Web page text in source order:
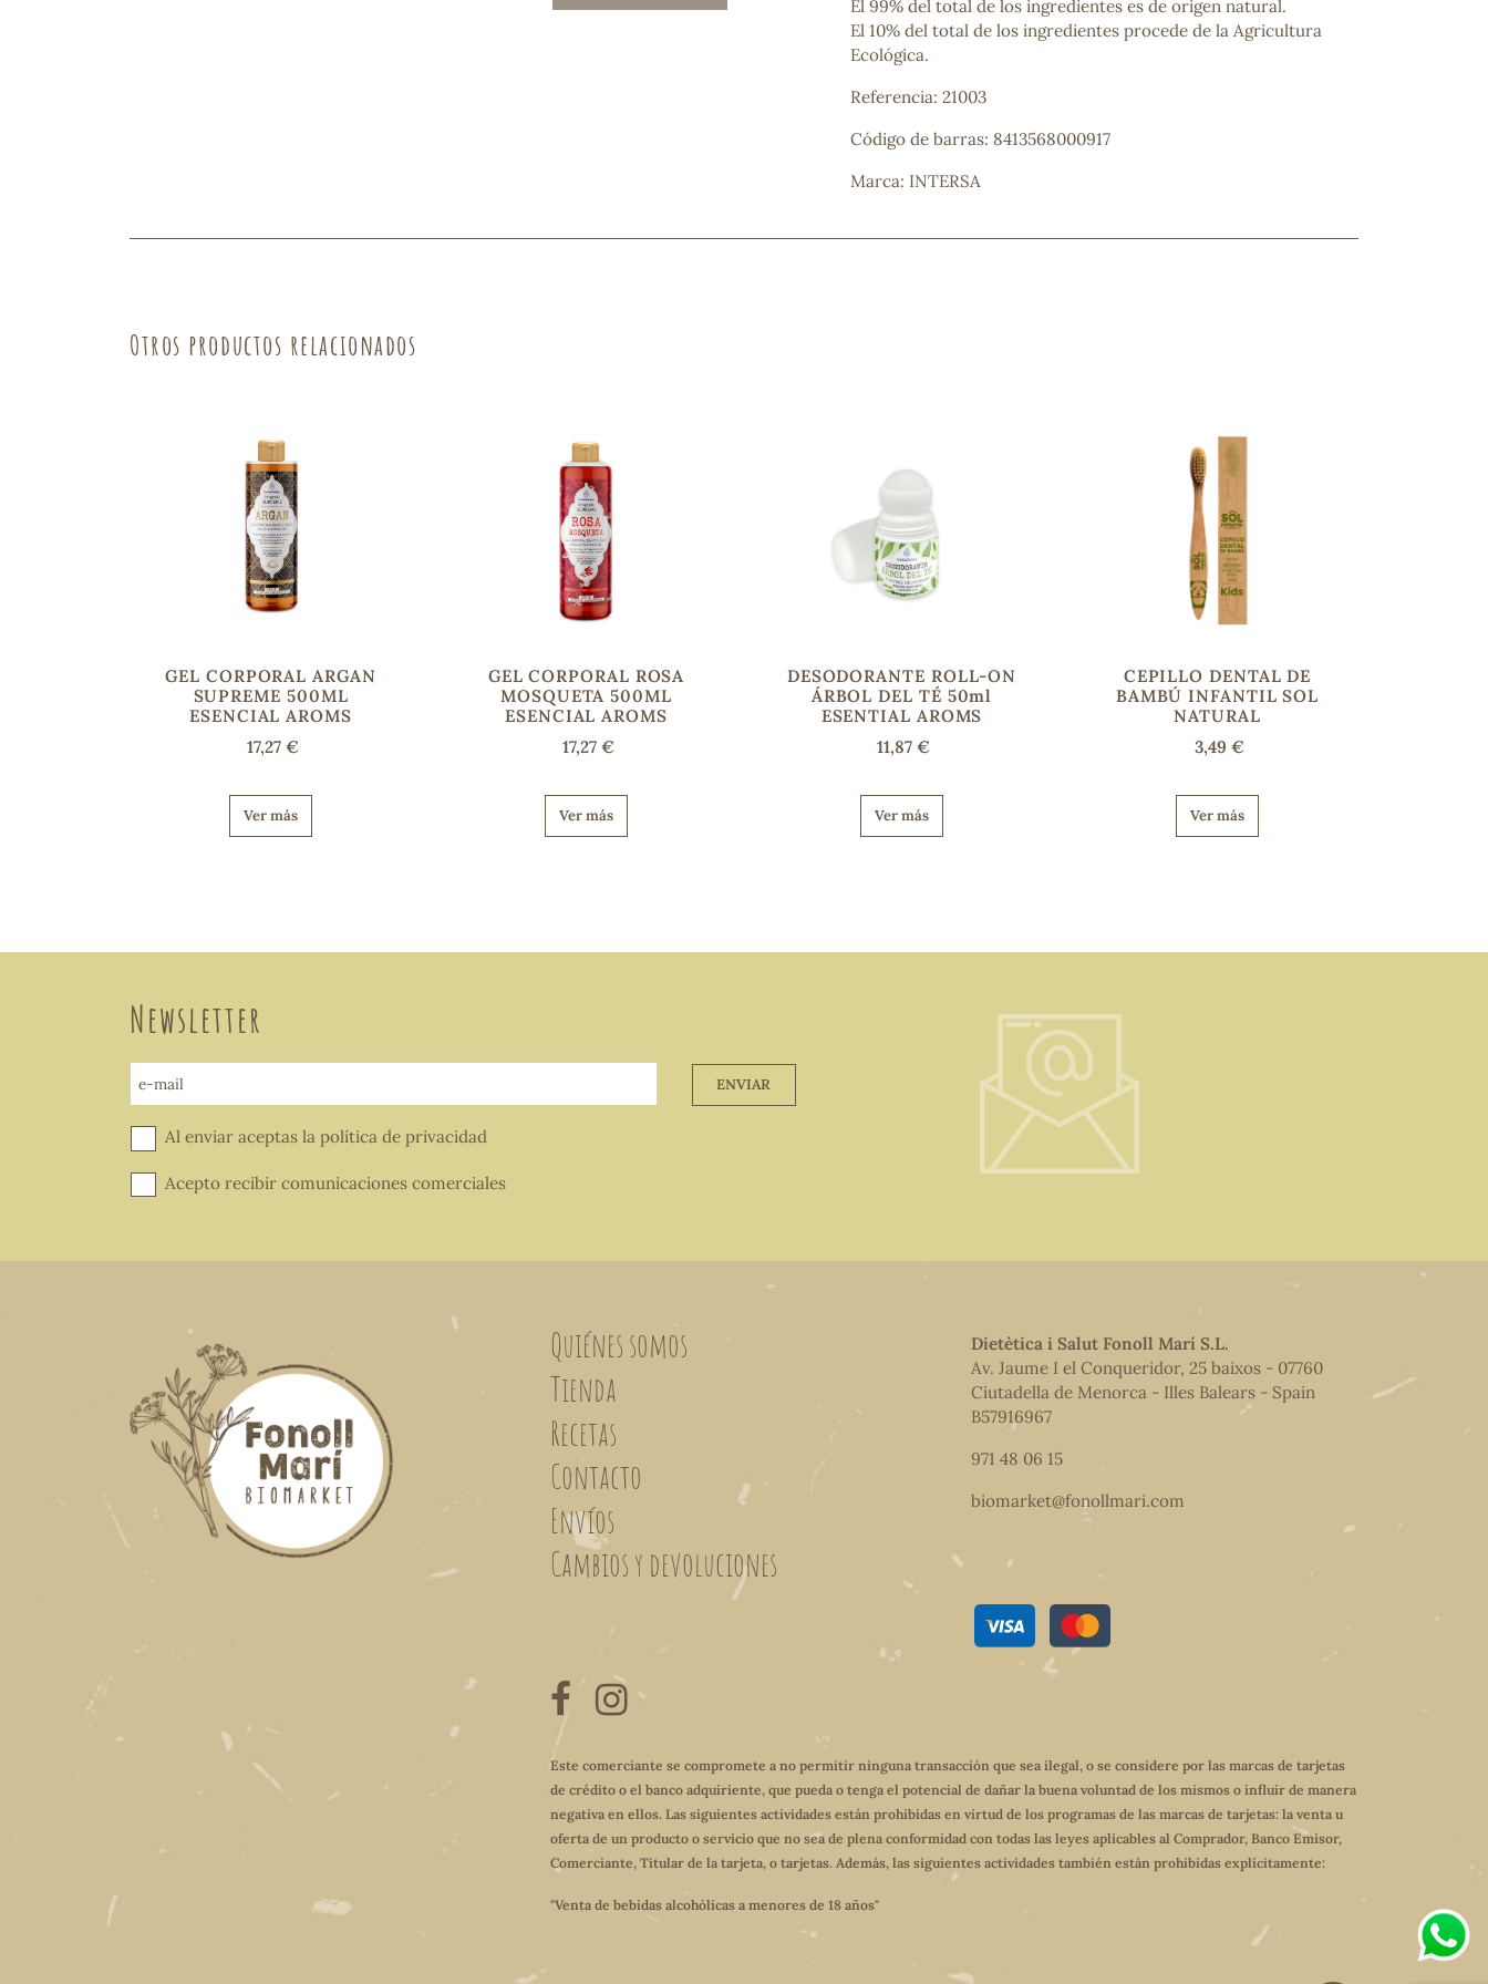
El 99% del total de los ingredientes es de origen natural.
El 10% del total de los ingredientes procede de la Agricultura
Ecológica.
Referencia: 21003
Código de barras: 8413568000917
Marca: INTERSA
Otros productos relacionados
GEL CORPORAL ARGAN
SUPREME 500ML
ESENCIAL AROMS
17,27 €
Ver más
GEL CORPORAL ROSA
MOSQUETA 500ML
ESENCIAL AROMS
17,27 €
Ver más
DESODORANTE ROLL-ON
ÁRBOL DEL TÉ 50ml
ESENTIAL AROMS
11,87 €
Ver más
CEPILLO DENTAL DE
BAMBÚ INFANTIL SOL
NATURAL
3,49 €
Ver más
Newsletter
e-mail ENVIAR
Al enviar aceptas la política de privacidad
Acepto recibir comunicaciones comerciales
Quiénes somos
Tienda
Recetas
Contacto
Envíos
Cambios y devoluciones
Dietètica i Salut Fonoll Marí S.L.
Av. Jaume I el Conqueridor, 25 baixos - 07760
Ciutadella de Menorca - Illes Balears - Spain
B57916967
971 48 06 15
biomarket@fonollmari.com
Este comerciante se compromete a no permitir ninguna transacción que sea ilegal, o se considere por las marcas de tarjetas
de crédito o el banco adquiriente, que pueda o tenga el potencial de dañar la buena voluntad de los mismos o influir de manera
negativa en ellos. Las siguientes actividades están prohibidas en virtud de los programas de las marcas de tarjetas: la venta u
oferta de un producto o servicio que no sea de plena conformidad con todas las leyes aplicables al Comprador, Banco Emisor,
Comerciante, Titular de la tarjeta, o tarjetas. Además, las siguientes actividades también están prohibidas explícitamente:
"Venta de bebidas alcohólicas a menores de 18 años"